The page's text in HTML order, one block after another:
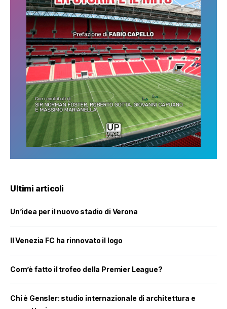
Ultimi articoli
Un’idea per il nuovo stadio di Verona
Il Venezia FC ha rinnovato il logo
Com’è fatto il trofeo della Premier League?
Chi è Gensler: studio internazionale di architettura e